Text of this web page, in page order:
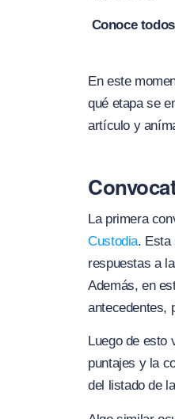
Conoce
En este
qué etapa se
artículo y
La primera
Custodia. Esta
respuestas a
Además, en
antecedentes,
Luego de esto
puntajes y la
del listado de